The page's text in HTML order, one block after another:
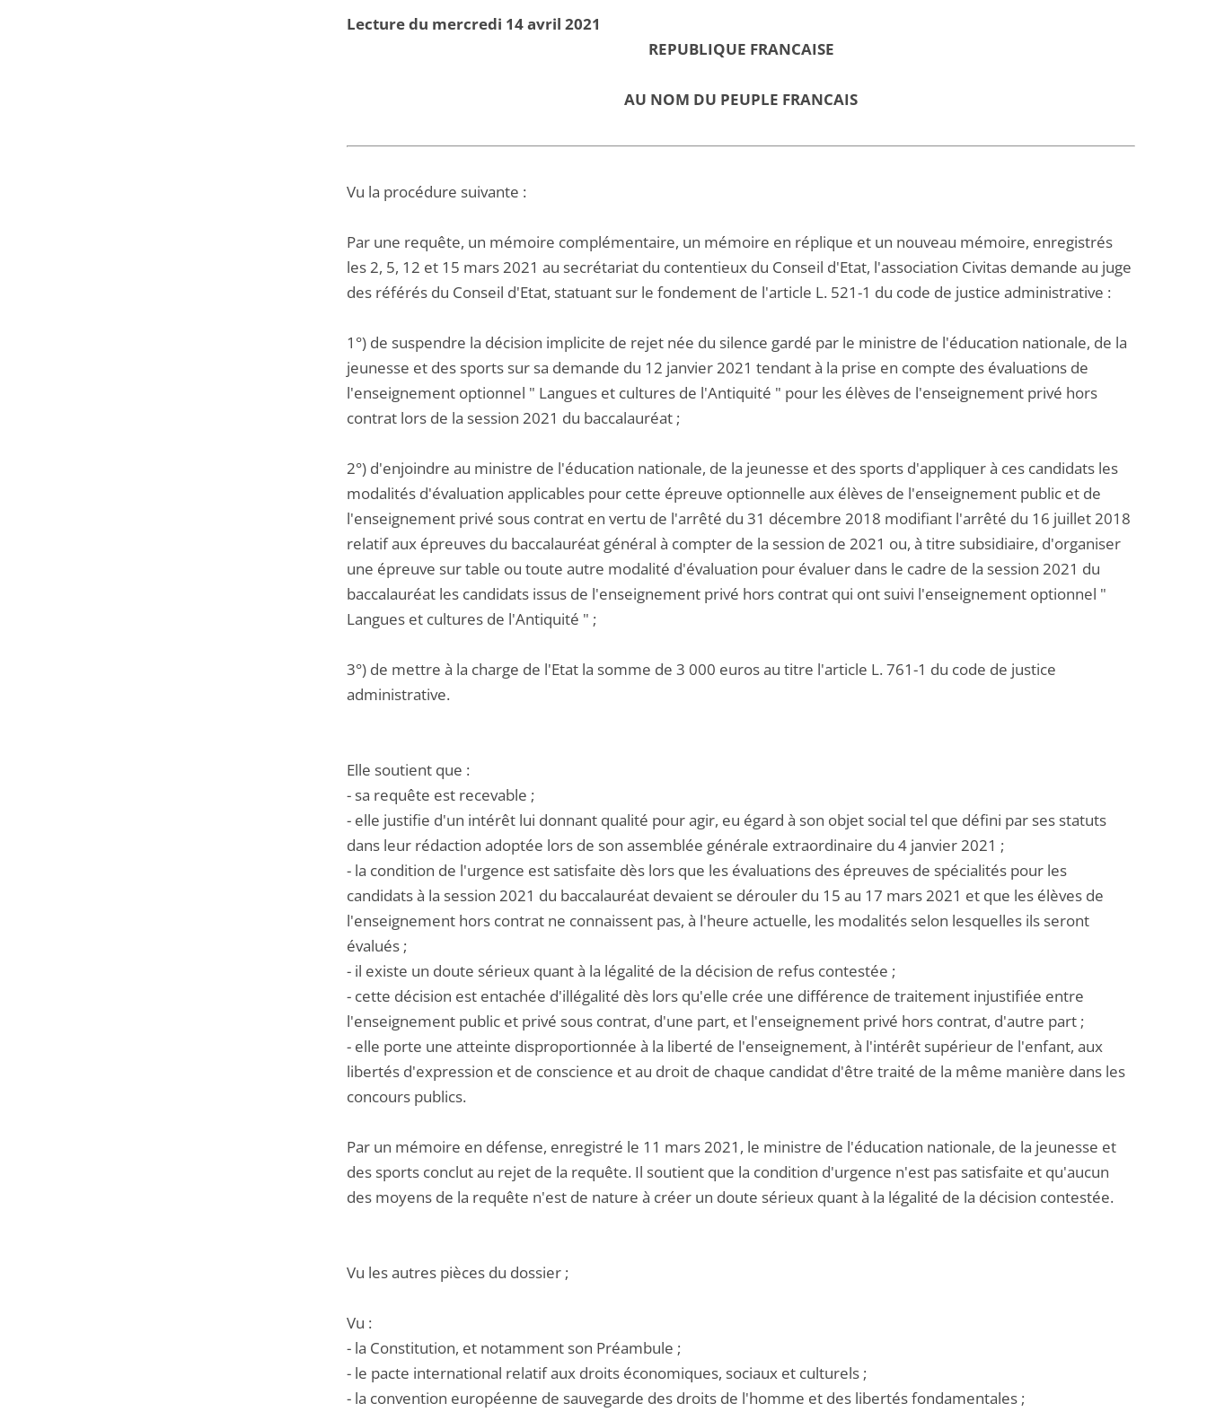
Lecture du mercredi 14 avril 2021
REPUBLIQUE FRANCAISE
AU NOM DU PEUPLE FRANCAIS
Vu la procédure suivante :
Par une requête, un mémoire complémentaire, un mémoire en réplique et un nouveau mémoire, enregistrés
les 2, 5, 12 et 15 mars 2021 au secrétariat du contentieux du Conseil d'Etat, l'association Civitas demande au juge
des référés du Conseil d'Etat, statuant sur le fondement de l'article L. 521-1 du code de justice administrative :
1°) de suspendre la décision implicite de rejet née du silence gardé par le ministre de l'éducation nationale, de la
jeunesse et des sports sur sa demande du 12 janvier 2021 tendant à la prise en compte des évaluations de
l'enseignement optionnel " Langues et cultures de l'Antiquité " pour les élèves de l'enseignement privé hors
contrat lors de la session 2021 du baccalauréat ;
2°) d'enjoindre au ministre de l'éducation nationale, de la jeunesse et des sports d'appliquer à ces candidats les
modalités d'évaluation applicables pour cette épreuve optionnelle aux élèves de l'enseignement public et de
l'enseignement privé sous contrat en vertu de l'arrêté du 31 décembre 2018 modifiant l'arrêté du 16 juillet 2018
relatif aux épreuves du baccalauréat général à compter de la session de 2021 ou, à titre subsidiaire, d'organiser
une épreuve sur table ou toute autre modalité d'évaluation pour évaluer dans le cadre de la session 2021 du
baccalauréat les candidats issus de l'enseignement privé hors contrat qui ont suivi l'enseignement optionnel "
Langues et cultures de l'Antiquité " ;
3°) de mettre à la charge de l'Etat la somme de 3 000 euros au titre l'article L. 761-1 du code de justice
administrative.
Elle soutient que :
- sa requête est recevable ;
- elle justifie d'un intérêt lui donnant qualité pour agir, eu égard à son objet social tel que défini par ses statuts
dans leur rédaction adoptée lors de son assemblée générale extraordinaire du 4 janvier 2021 ;
- la condition de l'urgence est satisfaite dès lors que les évaluations des épreuves de spécialités pour les
candidats à la session 2021 du baccalauréat devaient se dérouler du 15 au 17 mars 2021 et que les élèves de
l'enseignement hors contrat ne connaissent pas, à l'heure actuelle, les modalités selon lesquelles ils seront
évalués ;
- il existe un doute sérieux quant à la légalité de la décision de refus contestée ;
- cette décision est entachée d'illégalité dès lors qu'elle crée une différence de traitement injustifiée entre
l'enseignement public et privé sous contrat, d'une part, et l'enseignement privé hors contrat, d'autre part ;
- elle porte une atteinte disproportionnée à la liberté de l'enseignement, à l'intérêt supérieur de l'enfant, aux
libertés d'expression et de conscience et au droit de chaque candidat d'être traité de la même manière dans les
concours publics.
Par un mémoire en défense, enregistré le 11 mars 2021, le ministre de l'éducation nationale, de la jeunesse et
des sports conclut au rejet de la requête. Il soutient que la condition d'urgence n'est pas satisfaite et qu'aucun
des moyens de la requête n'est de nature à créer un doute sérieux quant à la légalité de la décision contestée.
Vu les autres pièces du dossier ;
Vu :
- la Constitution, et notamment son Préambule ;
- le pacte international relatif aux droits économiques, sociaux et culturels ;
- la convention européenne de sauvegarde des droits de l'homme et des libertés fondamentales ;